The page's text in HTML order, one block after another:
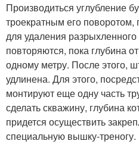
Производиться углубление
троекратным его поворотом,
для удаления
повторяются, пока глубина
одному метру. После этого,
удлинена. Для этого,
монтируют еще одну часть
сделать скважину, глубина
придется осуществить
специальную вышку-треногу.